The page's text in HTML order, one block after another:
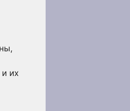
их